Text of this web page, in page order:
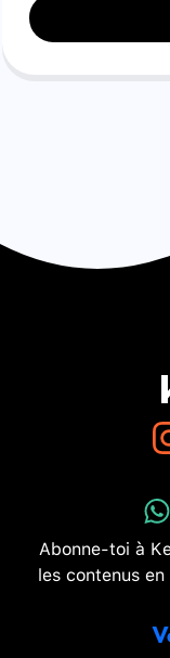
Abonne-toi à
les contenus